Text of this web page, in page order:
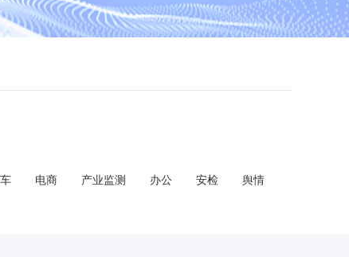
电商 产业监测 办公 安检
舆情